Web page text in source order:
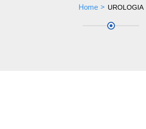
Home UROLOGIA